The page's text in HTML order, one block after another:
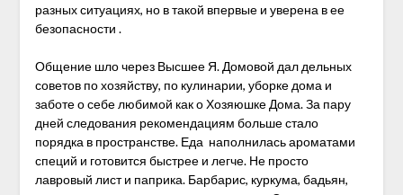
разных ситуациях, но в такой впервые и уверена в ее
безопасности .
Общение шло через Высшее Я. Домовой дал дельных
советов по хозяйству, по кулинарии, уборке дома и
заботе о себе любимой как о Хозяюшке Дома. За пару
дней следования рекомендациям больше стало
порядка в пространстве. Еда наполнилась ароматами
специй и готовится быстрее и легче. Не просто
лавровый лист и паприка. Барбарис, куркума, бадьян,